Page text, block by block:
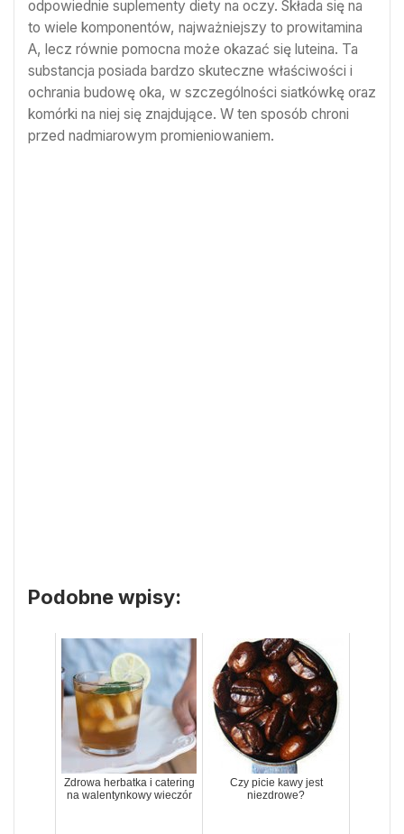
odpowiednie suplementy diety na oczy. Składa się na
to wiele komponentów, najważniejszy to prowitamina
A, lecz równie pomocna może okazać się luteina. Ta
substancja posiada bardzo skuteczne właściwości i
ochrania budowę oka, w szczególności siatkówkę oraz
komórki na niej się znajdujące. W ten sposób chroni
przed nadmiarowym promieniowaniem.
Podobne wpisy:
Zdrowa herbatka i catering
na walentynkowy wieczór
Czy picie kawy jest
niezdrowe?